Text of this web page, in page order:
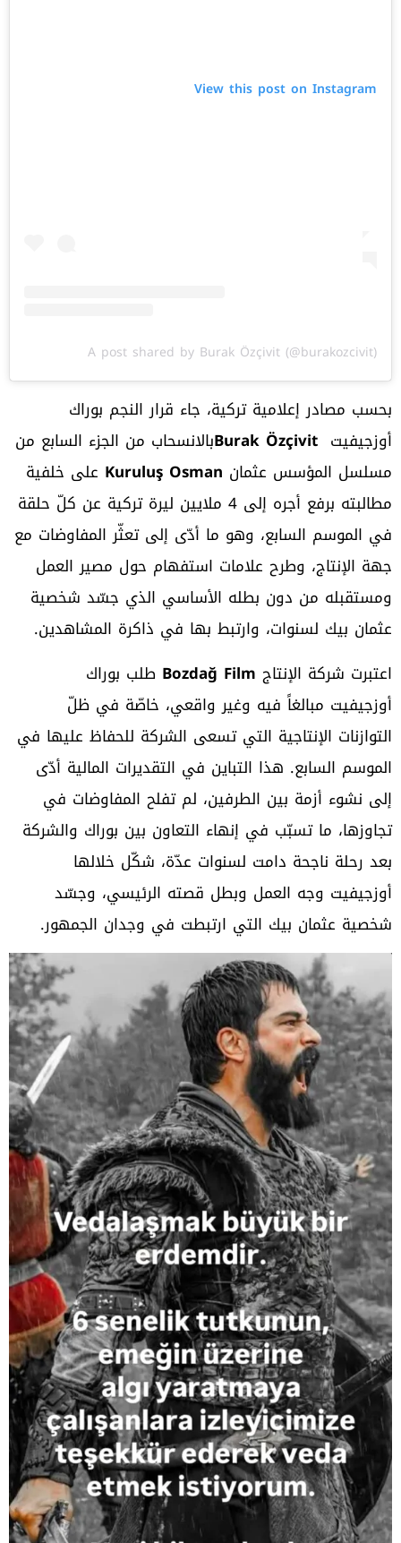
View this post on Instagram
A post shared by Burak Özçivit (@burakozcivit)
بحسب مصادر إعلامية تركية، جاء قرار النجم بوراك
أوزجيفيت Burak Özçivitبالانسحاب من الجزء السابع من
مسلسل المؤسس عثمان Kuruluş Osman على خلفية
مطالبته برفع أجره إلى 4 ملايين ليرة تركية عن كلّ حلقة
في الموسم السابع، وهو ما أدّى إلى تعثّر المفاوضات مع
جهة الإنتاج، وطرح علامات استفهام حول مصير العمل
ومستقبله من دون بطله الأساسي الذي جسّد شخصية
عثمان بيك لسنوات، وارتبط بها في ذاكرة المشاهدين.
اعتبرت شركة الإنتاج Bozdağ Film طلب بوراك
أوزجيفيت مبالغاً فيه وغير واقعي، خاصّة في ظلّ
التوازنات الإنتاجية التي تسعى الشركة للحفاظ عليها في
الموسم السابع. هذا التباين في التقديرات المالية أدّى
إلى نشوء أزمة بين الطرفين، لم تفلح المفاوضات في
تجاوزها، ما تسبّب في إنهاء التعاون بين بوراك والشركة
بعد رحلة ناجحة دامت لسنوات عدّة، شكّل خلالها
أوزجيفيت وجه العمل وبطل قصته الرئيسي، وجسّد
شخصية عثمان بيك التي ارتبطت في وجدان الجمهور.